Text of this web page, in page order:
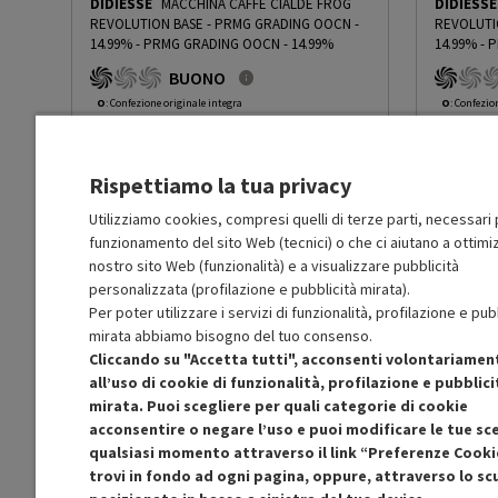
Utilizzo cialde Sì
Utilizzo capsule
Macina caffè incorporato No
Cassetto raccogli fondi No
Cappuccinatore No
Pannarello No
Spegnimento automatico: No
DIDIESSE MACCHINA CAFFÈ CIALDE FROG
REVOLUTION BASE - PRMG GRADING OOCN -
14.99%- PRMG GRADING OOCN - 14.99%
BUONO
O: Confezione originale integra
O: Accessori principali presenti
Prodotto Nuovo 99.49 -14.99%
Ricondizionato Prezzo ridotto da
84.57a-29.99%
In Promozione 59.20
Aggiungi al carrello
SCONTO RICONDIZIONATI
Approfitta dello sconto del 30% sul prodotto
ricondizionato.
DIDIESSE
14.99%-
O:
O:
In
Rispettiamo la tua privacy
Utilizziamo cookies, compresi quelli di terze parti, necessari
funzionamento del sito Web (tecnici) o che ci aiutano a
nostro sito Web (funzionalità) e a visualizzare pubblicità
personalizzata (profilazione e pubblicità mirata).
Per poter utilizzare i servizi di funzionalità, profilazione e
mirata abbiamo bisogno del tuo consenso.
Cliccando su "Accetta tutti", acconsenti
all’uso di cookie di funzionalità, profilazione e
mirata. Puoi scegliere per quali categorie di cookie
acconsentire o negare l’uso e puoi modificare le tue
qualsiasi momento attraverso il link “Preferenze
trovi in fondo ad ogni pagina, oppure, attraverso lo